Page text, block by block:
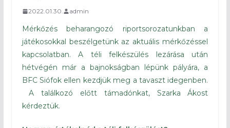
2022.01.30. admin
Mérkőzés beharangozó riportsorozatunkban a
játékosokkal beszélgetünk az aktuális mérkőzéssel
kapcsolatban. A téli felkészülés lezárása után
hétvégén már a bajnokságban lépünk pályára, a
BFC Siófok ellen kezdjük meg a tavaszt idegenben.
A találkozó előtt támadónkat, Szarka Ákost
kérdeztük.